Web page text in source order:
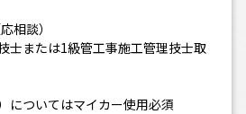
相談）
士または1級管工事施工管理技士取
についてはマイカー使用必須